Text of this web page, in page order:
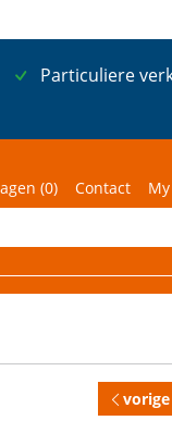
Particuliere
(0) Contact
vorige